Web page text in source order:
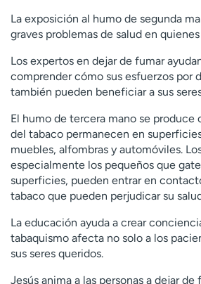
La exposición al humo de segunda
graves problemas de salud en
Los expertos en dejar de fumar
comprender cómo sus esfuerzos por
también pueden beneficiar a sus
El humo de tercera mano se produce
del tabaco permanecen en
muebles, alfombras y automóviles.
especialmente los pequeños que
superficies, pueden entrar en
tabaco que pueden perjudicar su
La educación ayuda a crear
tabaquismo afecta no solo a los
sus seres queridos.
Jesús anima a las personas a dejar